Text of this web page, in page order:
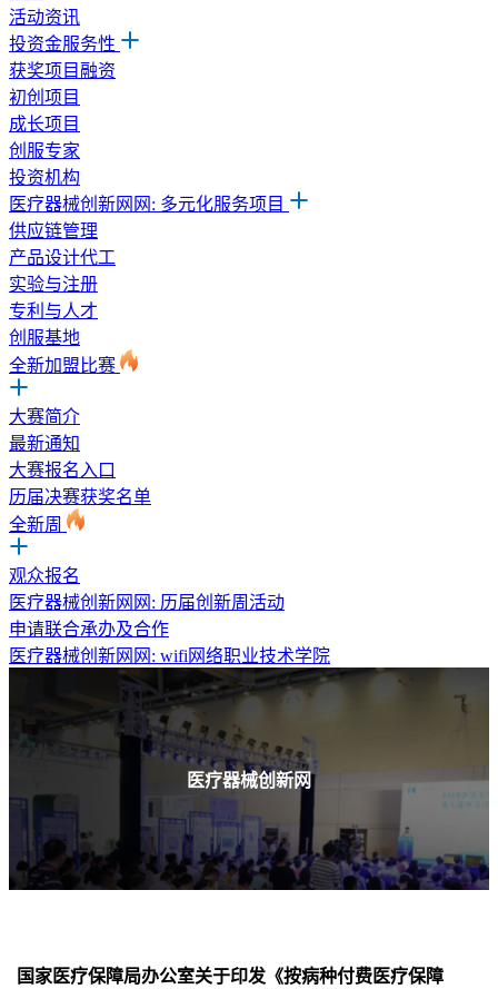
活动资讯
投资金服务性
获奖项目融资
初创项目
成长项目
创服专家
投资机构
医疗器械创新网网: 多元化服务项目
供应链管理
产品设计代工
实验与注册
专利与人才
创服基地
全新加盟比赛
大赛简介
最新通知
大赛报名入口
历届决赛获奖名单
全新周
观众报名
医疗器械创新网网: 历届创新周活动
申请联合承办及合作
医疗器械创新网网: wifi网络职业技术学院
医疗器械创新网
国家医疗保障局办公室关于印发《按病种付费医疗保障